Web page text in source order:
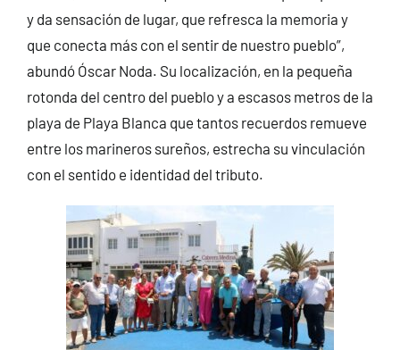
y da sensación de lugar, que refresca la memoria y
que conecta más con el sentir de nuestro pueblo”,
abundó Óscar Noda. Su localización, en la pequeña
rotonda del centro del pueblo y a escasos metros de la
playa de Playa Blanca que tantos recuerdos remueve
entre los marineros sureños, estrecha su vinculación
con el sentido e identidad del tributo.